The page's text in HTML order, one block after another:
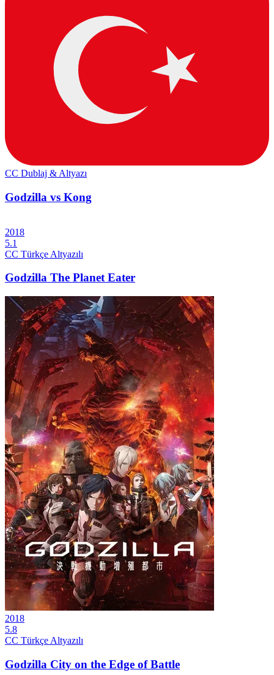
CC Dublaj & Altyazı
Godzilla vs Kong
2018
5.1
CC Türkçe Altyazılı
Godzilla The Planet Eater
2018
5.8
CC Türkçe Altyazılı
Godzilla City on the Edge of Battle